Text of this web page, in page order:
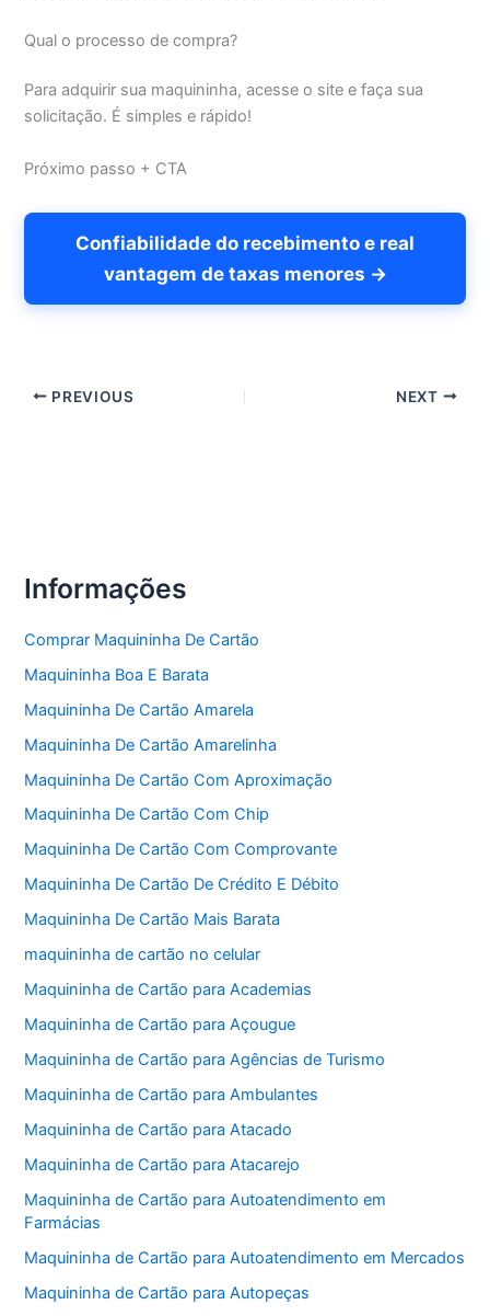
Qual o processo de compra?
Para adquirir sua maquininha, acesse o site e faça sua
solicitação. É simples e rápido!
Próximo passo + CTA
Confiabilidade do recebimento e real
vantagem de taxas menores →
PREVIOUS NEXT
Informações
Comprar Maquininha De Cartão
Maquininha Boa E Barata
Maquininha De Cartão Amarela
Maquininha De Cartão Amarelinha
Maquininha De Cartão Com Aproximação
Maquininha De Cartão Com Chip
Maquininha De Cartão Com Comprovante
Maquininha De Cartão De Crédito E Débito
Maquininha De Cartão Mais Barata
maquininha de cartão no celular
Maquininha de Cartão para Academias
Maquininha de Cartão para Açougue
Maquininha de Cartão para Agências de Turismo
Maquininha de Cartão para Ambulantes
Maquininha de Cartão para Atacado
Maquininha de Cartão para Atacarejo
Maquininha de Cartão para Autoatendimento em
Farmácias
Maquininha de Cartão para Autoatendimento em Mercados
Maquininha de Cartão para Autopeças